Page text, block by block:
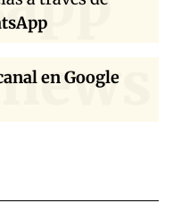
en Google